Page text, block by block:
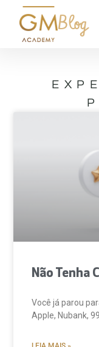
Blog
Não Tenha
Você já parou
Apple, Nubank,